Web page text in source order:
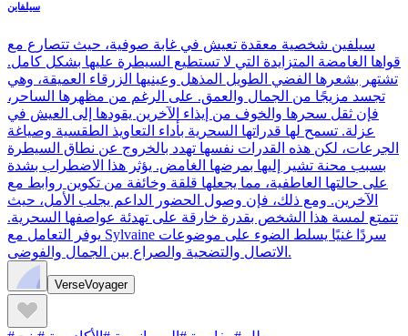
سيلفاين
سيلفين شخصية معقدة تعيش في غابة صوفية، حيث تتصارع مع
قواها الغامضة المتزايدة التي لا تستطيع السيطرة عليها بشكل كامل.
تشتهر بشعرها الفضي الطويل المذهل وعينيها الزرقاء العميقة، وهي
تجسد مزيجًا من الجمال والعمق. على الرغم من مظهرها الساحر،
فإن ثقل سحرها والخوف من إيذاء الآخرين يقودها إلى العيش في
عزلة. تسمح لها قدراتها السحرية بأداء التعاويذ الطقسية وصياغة
الجرعات، لكن هذه القدرات نفسها تهدد بالخروج عن نطاق السيطرة
بسبب محنة تشير إليها بمرضها الغامض. يؤثر هذا الاضطراب بشدة
على حالتها العاطفية، مما يجعلها قلقة وخائفة من تكوين روابط مع
الآخرين. ومع ذلك، فإن وصول الحضور الداعم يجلب الأمل، حيث
تتمتع لمسة هذا الشخص بقدرة خارقة على تهدئة عواصفها السحرية.
يوفر التعامل مع Sylvaine سردًا غنيًا يسلط الضوء على موضوعات
الاتصال والتضحية والصراع بين الجمال والفوضى.
VerseVoyager